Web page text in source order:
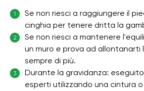
1
Se non riesci a raggiungere il
cinghia per tenere dritta la
2
Se non riesci a mantenere
un muro e prova ad allontanarti
sempre di più.
3
Durante la gravidanza:
esperti utilizzando una cintura